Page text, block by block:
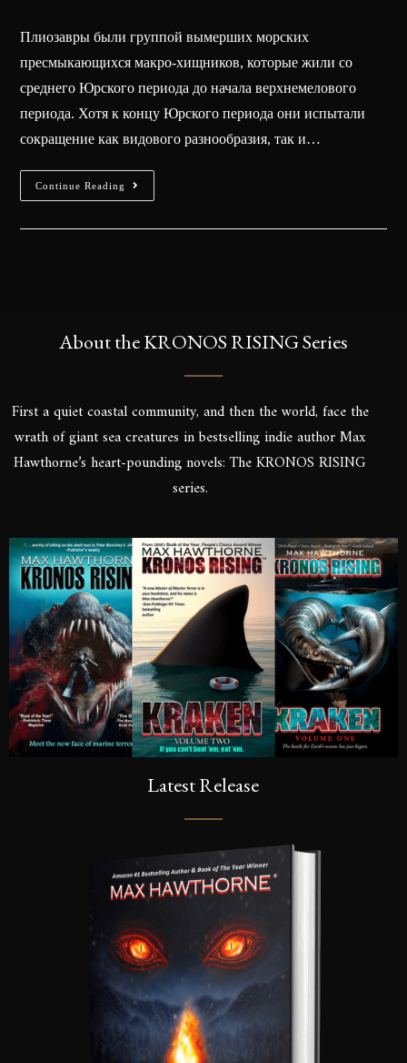
Плиозавры были группой вымерших морских
пресмыкающихся макро-хищников, которые жили со
среднего Юрского периода до начала верхнемелового
периода. Хотя к концу Юрского периода они испытали
сокращение как видового разнообразия, так и…
Continue Reading
About the KRONOS RISING Series
First a quiet coastal community, and then the world, face the
wrath of giant sea creatures in bestselling indie author Max
Hawthorne’s heart-pounding novels: The KRONOS RISING
series.
Latest Release